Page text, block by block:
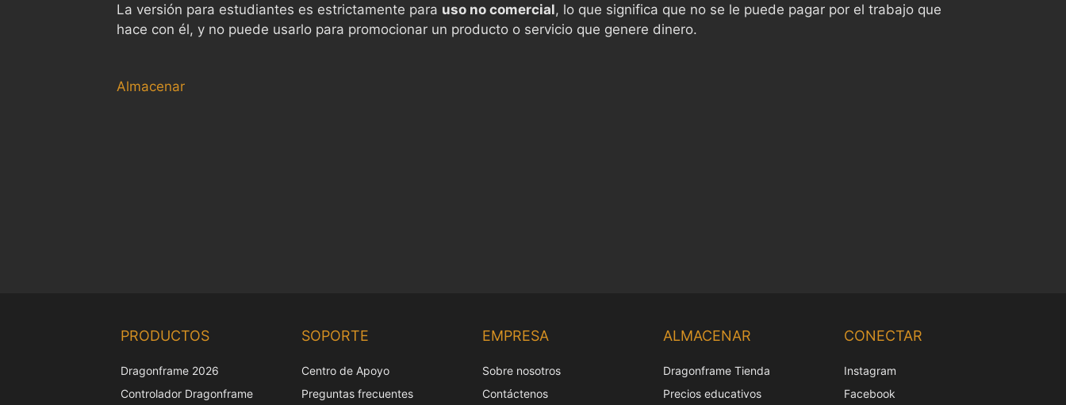
La versión para estudiantes es estrictamente para uso no comercial, lo que significa que no se le puede pagar por el trabajo que
hace con él, y no puede usarlo para promocionar un producto o servicio que genere dinero.
Almacenar
PRODUCTOS
Dragonframe 2026
Controlador Dragonframe
SOPORTE
Centro de Apoyo
Preguntas frecuentes
EMPRESA
Sobre nosotros
Contáctenos
ALMACENAR
Dragonframe Tienda
Precios educativos
CONECTAR
Instagram
Facebook
Korean